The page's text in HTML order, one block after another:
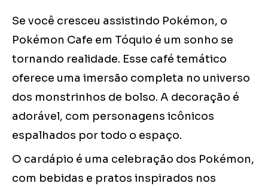
Se você cresceu assistindo Pokémon, o
Pokémon Cafe em Tóquio é um sonho se
tornando realidade. Esse café temático
oferece uma imersão completa no universo
dos monstrinhos de bolso. A decoração é
adorável, com personagens icônicos
espalhados por todo o espaço.
O cardápio é uma celebração dos Pokémon,
com bebidas e pratos inspirados nos